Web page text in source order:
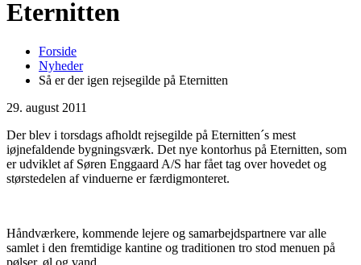
Eternitten
Forside
Nyheder
Så er der igen rejsegilde på Eternitten
29. august 2011
Der blev i torsdags afholdt rejsegilde på Eternitten´s mest
iøjnefaldende bygningsværk. Det nye kontorhus på Eternitten, som
er udviklet af Søren Enggaard A/S har fået tag over hovedet og
størstedelen af vinduerne er færdigmonteret.
Håndværkere, kommende lejere og samarbejdspartnere var alle
samlet i den fremtidige kantine og traditionen tro stod menuen på